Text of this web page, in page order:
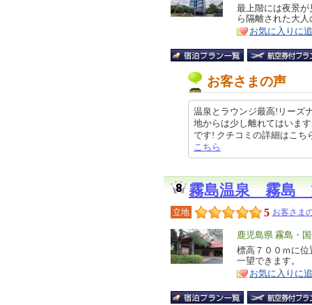
リ
ア
特
徴
最上階には夜景
ら隔離された大
お気に入りに
お客さまの声
温泉とラウンジ最高!リーズ
地からは少し離れてはいま
です! クチコミの詳細はこ
こちら
霧島温泉 霧島
立地 5 お客さま
エ
リ
ア
鹿児島県 霧島・
特
徴
標高７００ｍに
一望できます。
お気に入りに